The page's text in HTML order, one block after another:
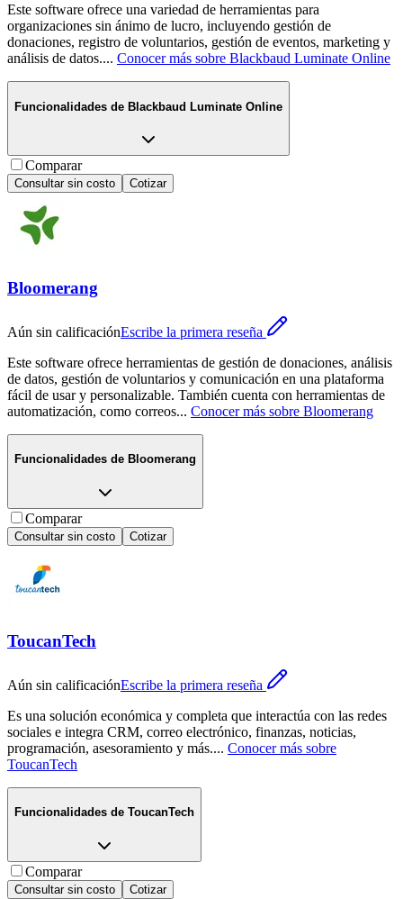
Este software ofrece una variedad de herramientas para
organizaciones sin ánimo de lucro, incluyendo gestión de
donaciones, registro de voluntarios, gestión de eventos, marketing y
análisis de datos.... Conocer más sobre Blackbaud Luminate Online
Funcionalidades de Blackbaud Luminate Online
Comparar
Consultar sin costo Cotizar
Bloomerang
Aún sin calificaciónEscribe la primera reseña
Este software ofrece herramientas de gestión de donaciones, análisis
de datos, gestión de voluntarios y comunicación en una plataforma
fácil de usar y personalizable. También cuenta con herramientas de
automatización, como correos... Conocer más sobre Bloomerang
Funcionalidades de Bloomerang
Comparar
Consultar sin costo Cotizar
ToucanTech
Aún sin calificaciónEscribe la primera reseña
Es una solución económica y completa que interactúa con las redes
sociales e integra CRM, correo electrónico, finanzas, noticias,
programación, asesoramiento y más.... Conocer más sobre
ToucanTech
Funcionalidades de ToucanTech
Comparar
Consultar sin costo Cotizar